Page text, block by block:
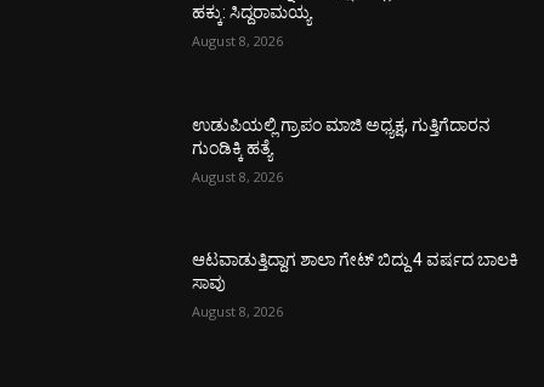
ಹಕ್ಕು: ಸಿದ್ದರಾಮಯ್ಯ
August 8, 2026
ಉಡುಪಿಯಲ್ಲಿ ಗ್ರಾಪಂ ಮಾಜಿ ಅಧ್ಯಕ್ಷ, ಗುತ್ತಿಗೆದಾರನ
ಗುಂಡಿಕ್ಕಿ ಹತ್ಯೆ
August 8, 2026
ಆಟವಾಡುತ್ತಿದ್ದಾಗ ಶಾಲಾ ಗೇಟ್‌ ಬಿದ್ದು 4 ವರ್ಷದ ಬಾಲಕಿ
ಸಾವು
August 8, 2026